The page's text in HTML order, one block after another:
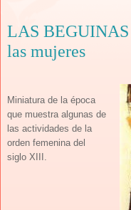
LAS
las mujeres
Miniatura de la época
que muestra algunas de
las actividades de la
orden femenina del
siglo XIII.